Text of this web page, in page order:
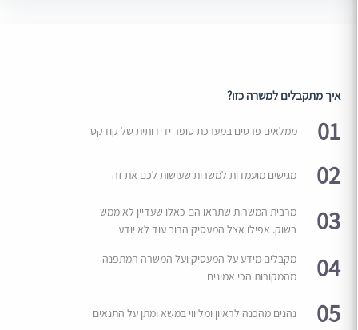
איך מתקבלים למשרה כזו?
01 ממלאים פרטים במערכת סופר ידידותית של קודקס
02 מגישים מועמדות למשרות שעושות לכם את זה
03
מרבית המשרות שתראו הם כאלו שעדיין לא ממש
בשוק. אפילו אצל המעסיק הרוב עוד לא יודע
04
מקבלים מידע על המעסיק ועל המשרה המתפנה
מהמקורות הכי אמינים
05 נהנים מהכנה לראיון ומליווי במשא ומתן על התנאים